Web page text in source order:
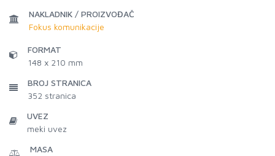
NAKLADNIK / PROIZVOĐAČ
Fokus komunikacije
FORMAT
148 x 210 mm
BROJ STRANICA
352 stranica
UVEZ
meki uvez
MASA